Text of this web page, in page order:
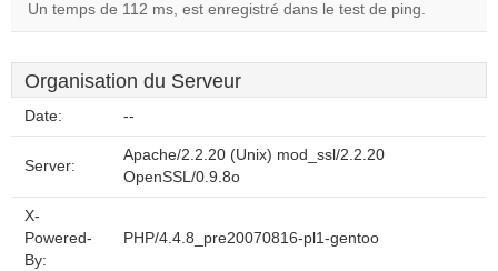
Un temps de 112 ms, est enregistré dans le test de ping.
Organisation du Serveur
Date: --
Server:
Apache/2.2.20 (Unix) mod_ssl/2.2.20
OpenSSL/0.9.8o
X-
Powered-
By:
PHP/4.4.8_pre20070816-pl1-gentoo